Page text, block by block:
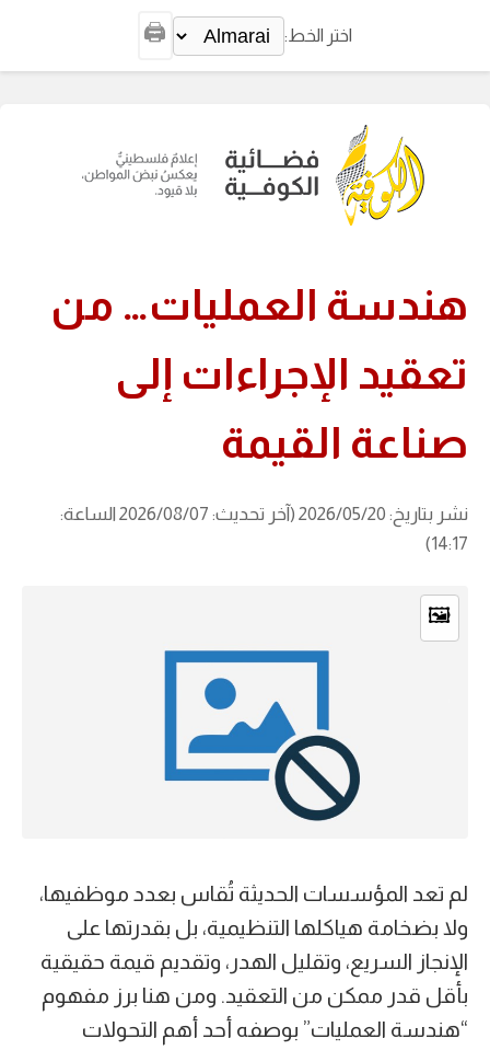
اختر الخط: 🖨️
هندسة العمليات… من
تعقيد الإجراءات إلى
صناعة القيمة
نشر بتاريخ: 2026/05/20 (آخر تحديث: 2026/08/07 الساعة:
14:17)
🖼️
لم تعد المؤسسات الحديثة تُقاس بعدد موظفيها،
ولا بضخامة هياكلها التنظيمية، بل بقدرتها على
الإنجاز السريع، وتقليل الهدر، وتقديم قيمة حقيقية
بأقل قدر ممكن من التعقيد. ومن هنا برز مفهوم
“هندسة العمليات” بوصفه أحد أهم التحولات